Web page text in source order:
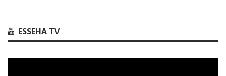
ESSEHA TV